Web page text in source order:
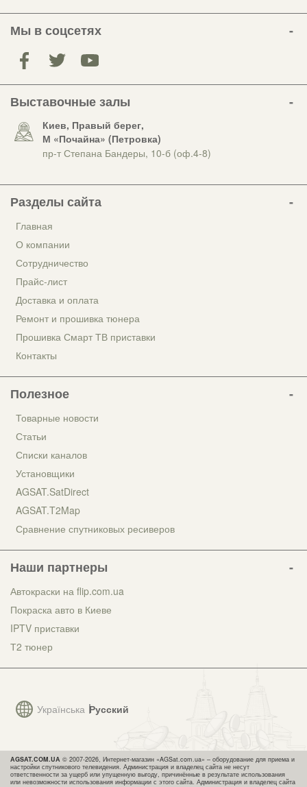
Мы в соцсетях
Выставочные залы
Киев, Правый берег,
М «Почайна» (Петровка)
пр-т Степана Бандеры, 10-б (оф.4-8)
Українська Русский
Разделы сайта
Главная
О компании
Сотрудничество
Прайс-лист
Доставка и оплата
Ремонт и прошивка тюнера
Прошивка Смарт ТВ приставки
Контакты
Полезное
Товарные новости
Статьи
Списки каналов
Установщики
AGSAT.SatDirect
AGSAT.T2Map
Сравнение спутниковых ресиверов
Наши партнеры
Автокраски на flip.com.ua
Покраска авто в Киеве
IPTV приставки
Т2 тюнер
AGSAT.COM.UA © 2007-2026, Интернет-магазин «AGSat.com.ua» – оборудование для приема и
настройки спутникового телевидения. Администрация и владелец сайта не несут
ответственности за ущерб или упущенную выгоду, причинённые в результате использования
или невозможности использования информации с этого сайта. Администрация и владелец сайта